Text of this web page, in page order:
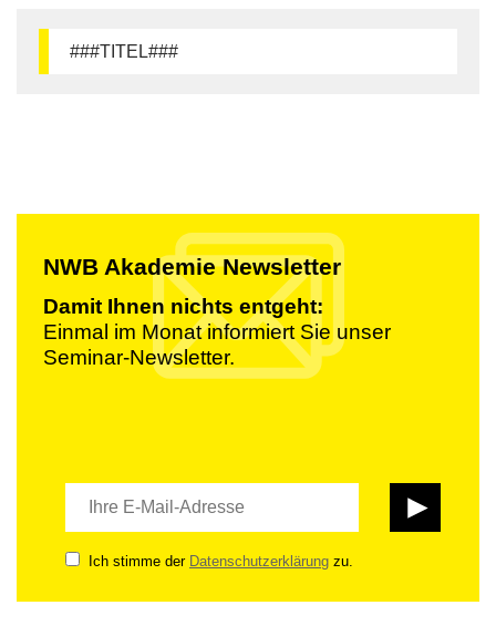
###TITEL###
NWB Akademie Newsletter
Damit Ihnen nichts entgeht:
Einmal im Monat informiert Sie unser
Seminar-Newsletter.
Ich stimme der Datenschutzerklärung zu.